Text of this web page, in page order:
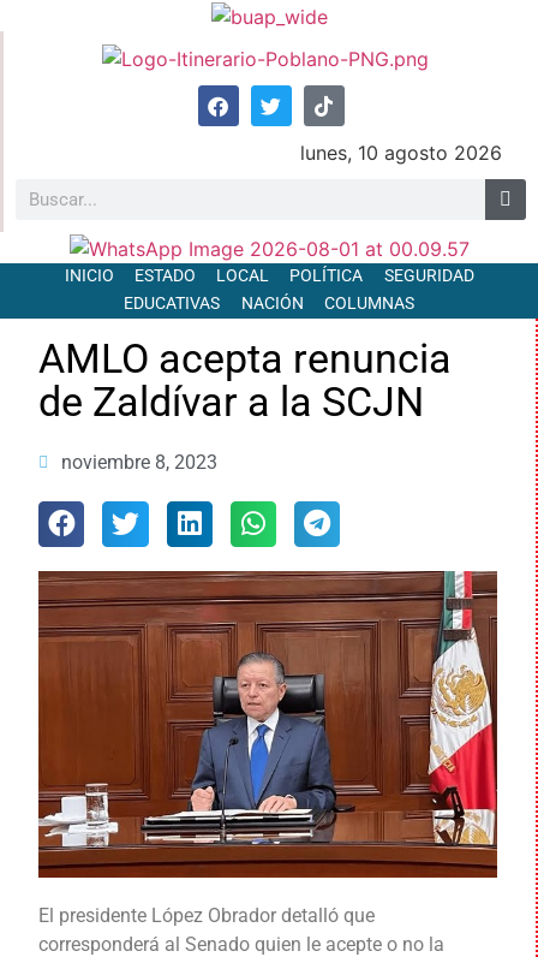
lunes, 10 agosto 2026
INICIO ESTADO LOCAL POLÍTICA
SEGURIDAD
EDUCATIVAS
NACIÓN COLUMNAS
AMLO acepta renuncia
de Zaldívar a la SCJN
noviembre 8, 2023
El presidente López Obrador detalló que
corresponderá al Senado quien le acepte o no la